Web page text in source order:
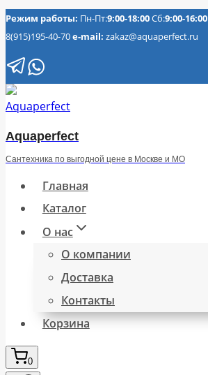
Перейти
к
содержимому
Режим работы: Пн-Пт:9:00-18:00Сб:9:00-16:00
8(915)195-40-70e-mail: zakaz@aquaperfect.ru
Aquaperfect
Сантехника по выгодной цене в Москве и МО
Главная
Каталог
О нас
О компании
Доставка
Контакты
Корзина
0